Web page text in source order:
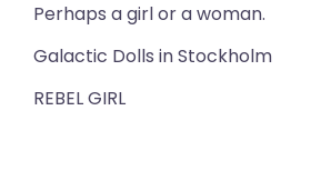
Perhaps a girl or a woman.
Galactic Dolls in Stockholm
REBEL GIRL